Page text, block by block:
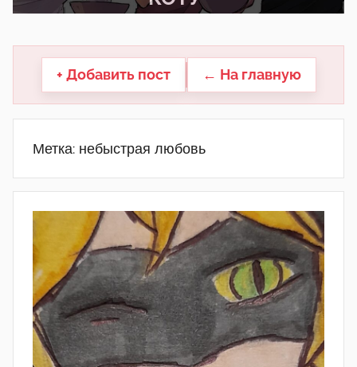
другие.
+ Добавить пост ← На главную
Метка: небыстрая любовь